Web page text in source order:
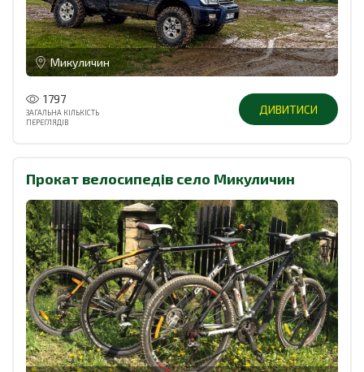
Микуличин
1797
ЗАГАЛЬНА КІЛЬКІСТЬ
ПЕРЕГЛЯДІВ
ДИВИТИСИ
Прокат велосипедів село Микуличин